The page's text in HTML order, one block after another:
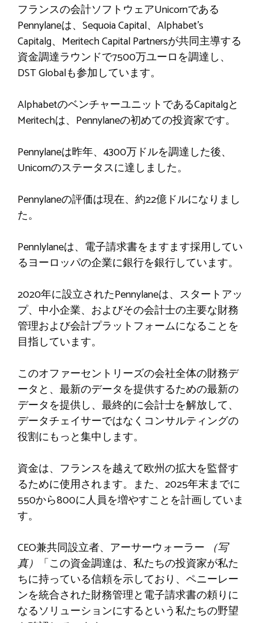
フランスの会計ソフトウェアUnicornである
Pennylaneは、Sequoia Capital、Alphabet’s
Capitalg、Meritech Capital Partnersが共同主導する
資金調達ラウンドで7500万ユーロを調達し、
DST Globalも参加しています。
AlphabetのベンチャーユニットであるCapitalgと
Meritechは、Pennylaneの初めての投資家です。
Pennylaneは昨年、4300万ドルを調達した後、
Unicornのステータスに達しました。
Pennylaneの評価は現在、約22億ドルになりまし
た。
Pennlylaneは、電子請求書をますます採用してい
るヨーロッパの企業に銀行を銀行しています。
2020年に設立されたPennylaneは、スタートアッ
プ、中小企業、およびその会計士の主要な財務
管理および会計プラットフォームになることを
目指しています。
このオファーセントリーズの会社全体の財務デ
ータと、最新のデータを提供するための最新の
データを提供し、最終的に会計士を解放して、
データチェイサーではなくコンサルティングの
役割にもっと集中します。
資金は、フランスを越えて欧州の拡大を監督す
るために使用されます。また、2025年末までに
550から800に人員を増やすことを計画していま
す。
CEO兼共同設立者、アーサーウォーラー （写
真）
「この資金調達は、私たちの投資家が私た
ちに持っている信頼を示しており、ペニーレー
ンを統合された財務管理と電子請求書の頼りに
なるソリューションにするという私たちの野望